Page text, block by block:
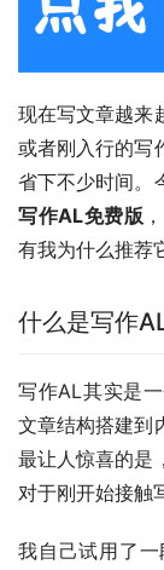
现在写文章越来
或者刚入行的写
省下不少时间。
写作AL免费版
有我为什么推荐
什么是写作
写作AL其实是
文章结构搭建到
最让人惊喜的是
对于刚开始接触
我自己试用了